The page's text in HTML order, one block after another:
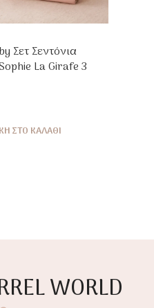
Σετ Σεντόνια
La Girafe 3
ΣΤΟ ΚΑΛΆΘΙ
WORLD